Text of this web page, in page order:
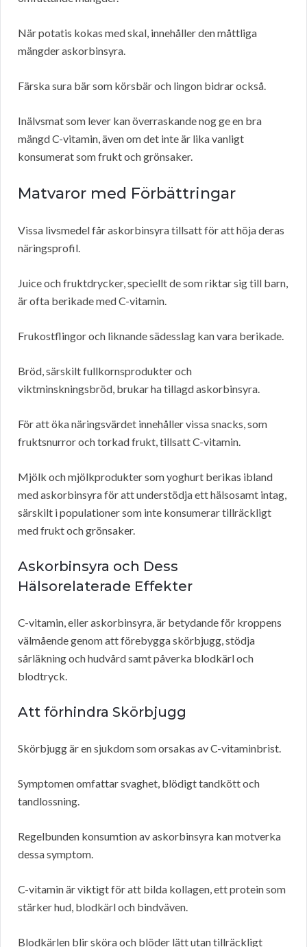
När potatis kokas med skal, innehåller den måttliga
mängder askorbinsyra.
Färska sura bär som körsbär och lingon bidrar också.
Inälvsmat som lever kan överraskande nog ge en bra
mängd C-vitamin, även om det inte är lika vanligt
konsumerat som frukt och grönsaker.
Matvaror med Förbättringar
Vissa livsmedel får askorbinsyra tillsatt för att höja deras
näringsprofil.
Juice och fruktdrycker, speciellt de som riktar sig till barn,
är ofta berikade med C-vitamin.
Frukostflingor och liknande sädesslag kan vara berikade.
Bröd, särskilt fullkornsprodukter och
viktminskningsbröd, brukar ha tillagd askorbinsyra.
För att öka näringsvärdet innehåller vissa snacks, som
fruktsnurror och torkad frukt, tillsatt C-vitamin.
Mjölk och mjölkprodukter som yoghurt berikas ibland
med askorbinsyra för att understödja ett hälsosamt intag,
särskilt i populationer som inte konsumerar tillräckligt
med frukt och grönsaker.
Askorbinsyra och Dess
Hälsorelaterade Effekter
C-vitamin, eller askorbinsyra, är betydande för kroppens
välmående genom att förebygga skörbjugg, stödja
sårläkning och hudvård samt påverka blodkärl och
blodtryck.
Att förhindra Skörbjugg
Skörbjugg är en sjukdom som orsakas av C-vitaminbrist.
Symptomen omfattar svaghet, blödigt tandkött och
tandlossning.
Regelbunden konsumtion av askorbinsyra kan motverka
dessa symptom.
C-vitamin är viktigt för att bilda kollagen, ett protein som
stärker hud, blodkärl och bindväven.
Blodkärlen blir sköra och blöder lätt utan tillräckligt